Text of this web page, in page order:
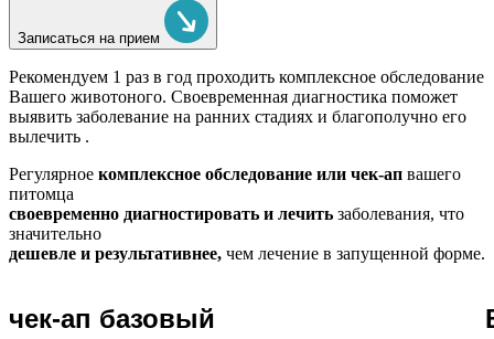
Записаться на прием
Рекомендуем 1 раз в год проходить комплексное обследование
Вашего животоного. Своевременная диагностика поможет
выявить заболевание на ранних стадиях и благополучно его
вылечить .
Регулярное комплексное обследование или чек-ап вашего
питомца
своевременно диагностировать и лечить заболевания, что
значительно
дешевле и результативнее, чем лечение в запущенной форме.
чек-ап базовый